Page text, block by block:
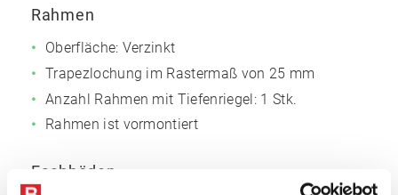
Rahmen
Oberfläche: Verzinkt
Trapezlochung im Rastermaß von 25 mm
Anzahl Rahmen mit Tiefenriegel: 1 Stk.
Rahmen ist vormontiert
Fachböden